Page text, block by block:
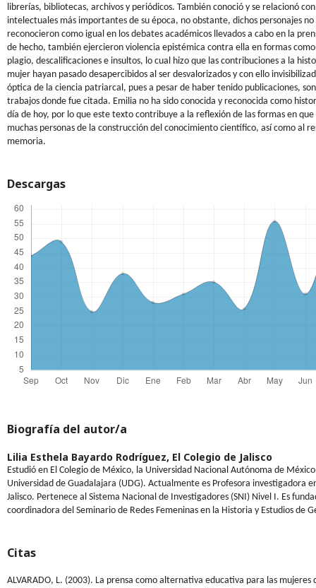
librerías, bibliotecas, archivos y periódicos. También conoció y se relacionó
intelectuales más importantes de su época, no obstante, dichos personajes no
reconocieron como igual en los debates académicos llevados a cabo en la
de hecho, también ejercieron violencia epistémica contra ella en formas
plagio, descalificaciones e insultos, lo cual hizo que las contribuciones a la
mujer hayan pasado desapercibidos al ser desvalorizados y con ello
óptica de la ciencia patriarcal, pues a pesar de haber tenido publicaciones, son
trabajos donde fue citada. Emilia no ha sido conocida y reconocida como
día de hoy, por lo que este texto contribuye a la reflexión de las formas en que
muchas personas de la construcción del conocimiento científico, así como al
memoria.
Descargas
Biografía del autor/a
Lilia Esthela Bayardo Rodríguez, El Colegio de Jalisco
Estudió en El Colegio de México, la Universidad Nacional Autónoma de
Universidad de Guadalajara (UDG). Actualmente es Profesora investigadora
Jalisco. Pertenece al Sistema Nacional de Investigadores (SNI) Nivel I. Es
coordinadora del Seminario de Redes Femeninas en la Historia y Estudios de
Citas
ALVARADO, L. (2003). La prensa como alternativa educativa para las mujeres